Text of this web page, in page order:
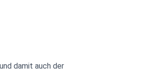
damit auch der